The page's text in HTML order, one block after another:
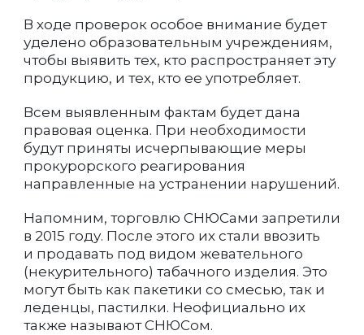
В ходе проверок особое внимание будет
уделено образовательным учреждениям,
чтобы выявить тех, кто распространяет эту
продукцию, и тех, кто ее употребляет.
Всем выявленным фактам будет дана
правовая оценка. При необходимости
будут приняты исчерпывающие меры
прокурорского реагирования
направленные на устранении нарушений.
Напомним, торговлю СНЮСами запретили
в 2015 году. После этого их стали ввозить
и продавать под видом жевательного
(некурительного) табачного изделия. Это
могут быть как пакетики со смесью, так и
леденцы, пастилки. Неофициально их
также называют СНЮСом.